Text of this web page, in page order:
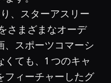
、スターアスリー
さまざまなオーデ
、スポーツコマーシ
ても、1 つのキャ
フィーチャーしたグ